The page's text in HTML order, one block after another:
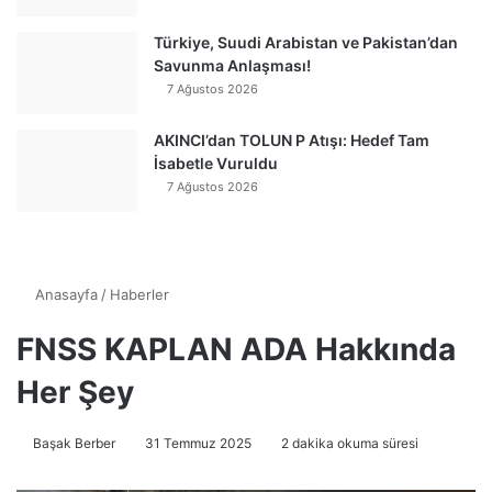
Türkiye, Suudi Arabistan ve Pakistan’dan
Savunma Anlaşması!
7 Ağustos 2026
AKINCI’dan TOLUN P Atışı: Hedef Tam
İsabetle Vuruldu
7 Ağustos 2026